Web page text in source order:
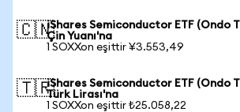
🇨🇳iShares Semiconductor ETF (Ondo
Çin Yuanı'na
1 SOXXon eşittir ¥3.553,49
🇹🇷iShares Semiconductor ETF (Ondo
Türk Lirası'na
1 SOXXon eşittir ₺25.058,22